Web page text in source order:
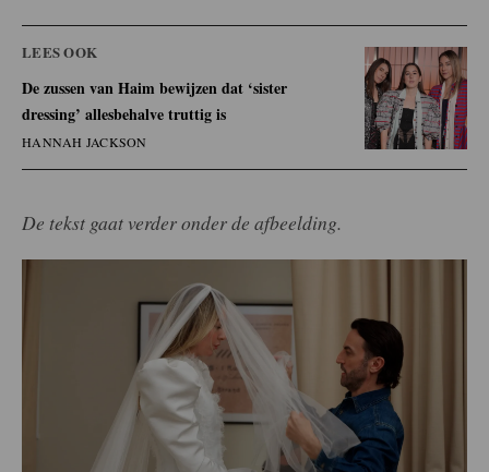
LEES OOK
De zussen van Haim bewijzen dat ‘sister
dressing’ allesbehalve truttig is
HANNAH JACKSON
De tekst gaat verder onder de afbeelding.